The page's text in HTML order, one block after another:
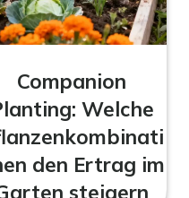
Companion
Welche
den Ertrag im
steigern